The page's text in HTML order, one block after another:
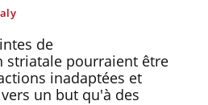
de
pourraient être
inadaptées et
un but qu'à des